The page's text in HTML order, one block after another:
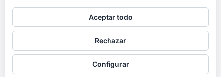
© AKETXE Consulting, S.L. - Este sitio web utiliza cookies, consulte
nuestra Política de cookies.
Política de cookies
Contacto
Aceptar todo
Rechazar
Configurar